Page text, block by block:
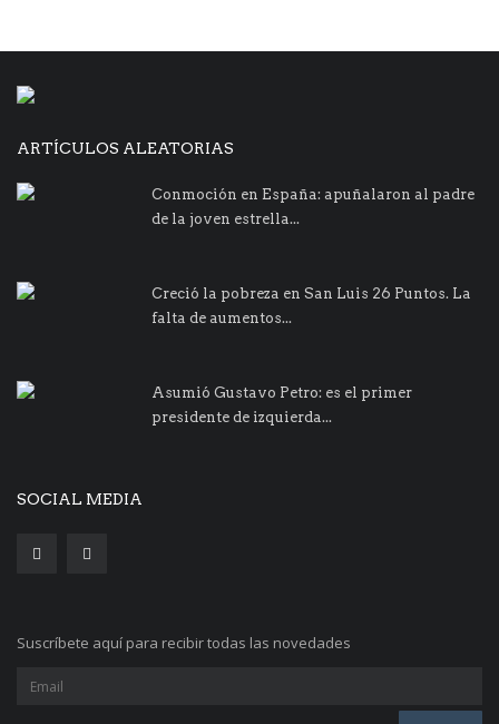
ARTÍCULOS ALEATORIAS
Conmoción en España: apuñalaron al padre
de la joven estrella...
Creció la pobreza en San Luis 26 Puntos. La
falta de aumentos...
Asumió Gustavo Petro: es el primer
presidente de izquierda...
SOCIAL MEDIA
Suscríbete aquí para recibir todas las novedades